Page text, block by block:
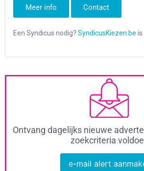
Meer info Contact
Ontvang dagelijks nieuwe
zoekcriteria
e-mail alert